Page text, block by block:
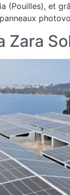
(Pouilles), et
Zara